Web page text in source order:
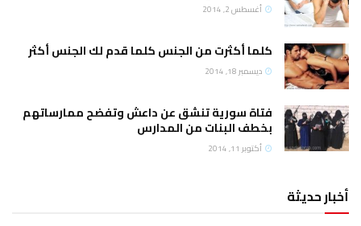
أغسطس 2, 2014
كلما أكثرت من الجنس كلما قدم لك الجنس أكثر
ديسمبر 18, 2014
فتاة سورية تنشق عن داعش وتفضح ممارساتهم
بخطف البنات من المدارس
أكتوبر 11, 2014
أخبار حديثة